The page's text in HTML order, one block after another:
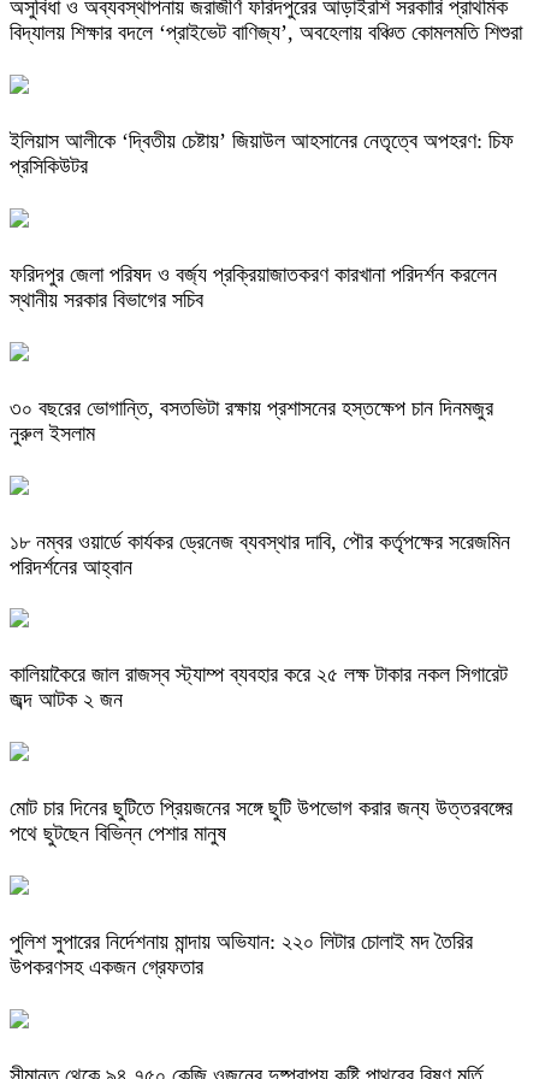
অসুবিধা ও অব্যবস্থাপনায় জরাজীর্ণ ফরিদপুরের আড়াইরশি সরকারি প্রাথমিক
বিদ্যালয় শিক্ষার বদলে ‘প্রাইভেট বাণিজ্য’, অবহেলায় বঞ্চিত কোমলমতি শিশুরা
ইলিয়াস আলীকে ‘দ্বিতীয় চেষ্টায়’ জিয়াউল আহসানের নেতৃত্বে অপহরণ: চিফ
প্রসিকিউটর
ফরিদপুর জেলা পরিষদ ও বর্জ্য প্রক্রিয়াজাতকরণ কারখানা পরিদর্শন করলেন
স্থানীয় সরকার বিভাগের সচিব
৩০ বছরের ভোগান্তি, বসতভিটা রক্ষায় প্রশাসনের হস্তক্ষেপ চান দিনমজুর
নুরুল ইসলাম
১৮ নম্বর ওয়ার্ডে কার্যকর ড্রেনেজ ব্যবস্থার দাবি, পৌর কর্তৃপক্ষের সরেজমিন
পরিদর্শনের আহ্বান
কালিয়াকৈরে জাল রাজস্ব স্ট্যাম্প ব্যবহার করে ২৫ লক্ষ টাকার নকল সিগারেট
জব্দ আটক ২ জন
মোট চার দিনের ছুটিতে প্রিয়জনের সঙ্গে ছুটি উপভোগ করার জন্য উত্তরবঙ্গের
পথে ছুটছেন বিভিন্ন পেশার মানুষ
পুলিশ সুপারের নির্দেশনায় মান্দায় অভিযান: ২২০ লিটার চোলাই মদ তৈরির
উপকরণসহ একজন গ্রেফতার